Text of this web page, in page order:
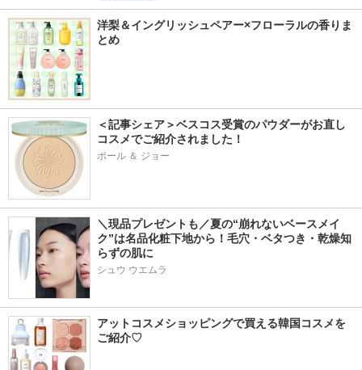
洋梨＆イングリッシュペアー×フローラルの香りま
とめ
＜記事シェア＞ベスコス受賞のパウダーがお直し
コスメでご紹介されました！
ポール ＆ ジョー
＼現品プレゼントも／夏の“崩れないベースメイ
ク”は名品化粧下地から！毛穴・ベタつき・乾燥知
らずの肌に
シュウ ウエムラ
アットコスメショッピングで買える韓国コスメを
ご紹介♡